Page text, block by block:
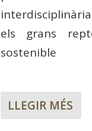
els grans
sostenible
LLEGIR MÉS